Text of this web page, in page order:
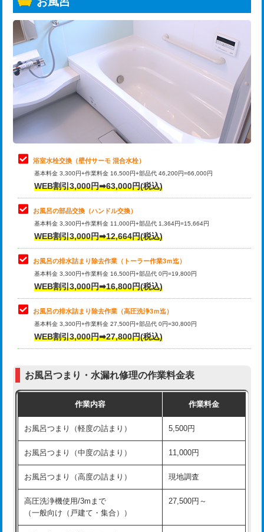
トーラー機使用/3mまで
追加トーラー機使用/3m超え
カメラ調査 33,000円
桝清掃 8,800円
止水・漏水調査・防水処理・清掃・修
理・調整・分解・加工など（軽作業）
止水・漏水調査・防水処理・清掃・修
理・調整・分解・加工など（中作業）
22,000円
止水・漏水調査・防水処理・清掃・修
理・調整・分解・加工など（重作業）
33,000円
トイレタンク脱着
トイレ便器脱着
タンクレストイレ脱着 33,000円
小便器トイレ脱着
その他部品の脱着 8,800円～
交換・取付（タンク）
交換・取付（普通便座） 11,000円+材料費
交換・取付（温水洗浄便座） 16,500円+材料費
交換・取付(単水栓（壁付・デッキ
式）)
13,200円+材料費
交換・取付(混合水栓（壁付・デッキ
式・ワンホール）)
16,500円+材料費
交換・取付(排水栓・排水トラップ
（P/S/ポップアップ））
22,000円+材料費
浴室水栓交換（壁付サーモ 混合水栓）
基本料金 3,300円+作業料金 16,500円+部品代 46,200円=66,000円
WEB割引3,000円➡63,000円(税込)
お風呂の部品交換（ハンドル交換）
基本料金 3,300円+作業料金 11,000円+部品代 1,364円=15,664円
WEB割引3,000円➡12,664円(税込)
お風呂の排水詰まり除去作業（トーラー作業3ｍ迄）
基本料金 3,300円+作業料金 16,500円+部品代 0円=19,800円
WEB割引3,000円➡16,800円(税込)
お風呂の排水詰まり除去作業（高圧洗浄3ｍ迄）
基本料金 3,300円+作業料金 27,500円+部品代 0円=30,800円
WEB割引3,000円➡27,800円(税込)
お風呂つまり・水漏れ修理の作業料金表
作業内容 作業料金
お風呂つまり（軽度の詰まり） 5,500円
お風呂つまり（中度の詰まり） 11,000円
お風呂つまり（高度の詰まり） 現地調査
高圧洗浄機使用/3mまで
（一般向け（戸建て・集合））
27,500円～